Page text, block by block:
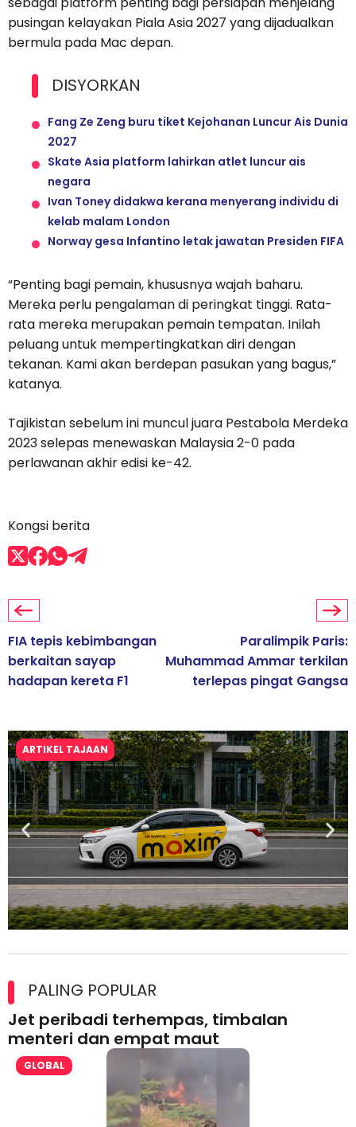
pusingan kelayakan Piala Asia 2027 yang dijadualkan
bermula pada Mac depan.
DISYORKAN
Fang Ze Zeng buru tiket Kejohanan Luncur Ais Dunia
2027
Skate Asia platform lahirkan atlet luncur ais
negara
Ivan Toney didakwa kerana menyerang individu di
kelab malam London
Norway gesa Infantino letak jawatan Presiden FIFA
“Penting bagi pemain, khususnya wajah baharu.
Mereka perlu pengalaman di peringkat tinggi. Rata-
rata mereka merupakan pemain tempatan. Inilah
peluang untuk mempertingkatkan diri dengan
tekanan. Kami akan berdepan pasukan yang bagus,”
katanya.
Tajikistan sebelum ini muncul juara Pestabola Merdeka
2023 selepas menewaskan Malaysia 2-0 pada
perlawanan akhir edisi ke-42.
Kongsi berita
FIA tepis kebimbangan
berkaitan sayap
hadapan kereta F1
Paralimpik Paris:
Muhammad Ammar terkilan
terlepas pingat Gangsa
ARTIKEL TAJAAN
lesen separuh pertama 2026
PALING POPULAR
Jet peribadi terhempas, timbalan
menteri dan empat maut
GLOBAL